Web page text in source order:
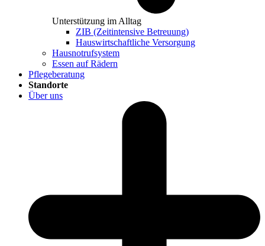
Unterstützung im Alltag
ZIB (Zeitintensive Betreuung)
Hauswirtschaftliche Versorgung
Hausnotrufsystem
Essen auf Rädern
Pflegeberatung
Standorte
Über uns